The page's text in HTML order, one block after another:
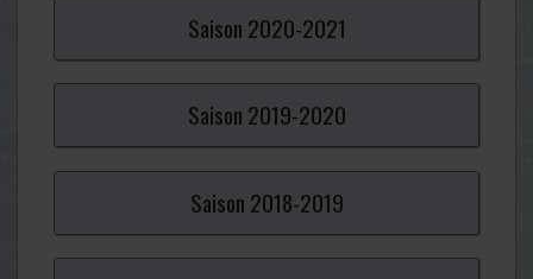
Saison 2020-2021
Saison 2019-2020
Saison 2018-2019